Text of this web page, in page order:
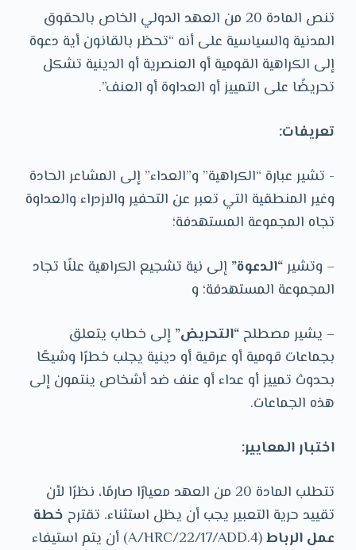
‏تنص المادة 20 من العهد الدولي الخاص بالحقوق
المدنية والسياسية على أنه “تحظر بالقانون أية دعوة
إلى الكراهية القومية أو العنصرية أو ‏الدينية تشكل
تحريضًا على التمييز أو العداوة أو العنف”.
تعريفات:
‏- تشير عبارة “الكراهية” و”العداء” إلى المشاعر الحادة
وغير المنطقية التي تعبر عن التحفير والازدراء والعداوة
تجاه المجموعة المستهدفة؛
– وتشير“الدعوة” إلى نية تشجيع الكراهية علنًا تجاد
المجموعة المستهدفة؛ و
– يشير مصطلح “التحريض” إلى خطاب يتعلق
بجماعات قومية أو عرقية أو دينية يجلب خطرًا وشيكًا
بحدوث تمييز أو عداء أو عنف ضد أشخاص ينتمون إلى
هذه الجماعات.
‏اختبار المعايير:
‏تتطلب المادة 20 من العهد معيارًا صارمًا، نظرًا لأن
تقييد حرية التعبير يجب أن يظل استثناء. تقترح خطة
عمل الرباط
(A/HRC/22/17/ADD.4) أن يتم استيفاء